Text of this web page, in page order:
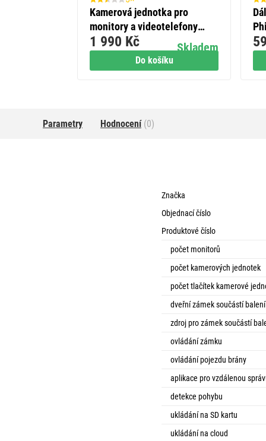
Do košíku
Kamerová jednotka pro
monitory a videotelefony
EMOS EM-10AHD
Skladem
1 990 Kč
Parametry Hodnocení(0)
Značka
Objednací číslo
Produktové číslo
počet monitorů
počet kamerových jednotek
počet tlačítek kamerové
dveřní zámek součástí balení
zdroj pro zámek součástí
ovládání zámku
ovládání pojezdu brány
aplikace pro vzdálenou
detekce pohybu
ukládání na SD kartu
ukládání na cloud